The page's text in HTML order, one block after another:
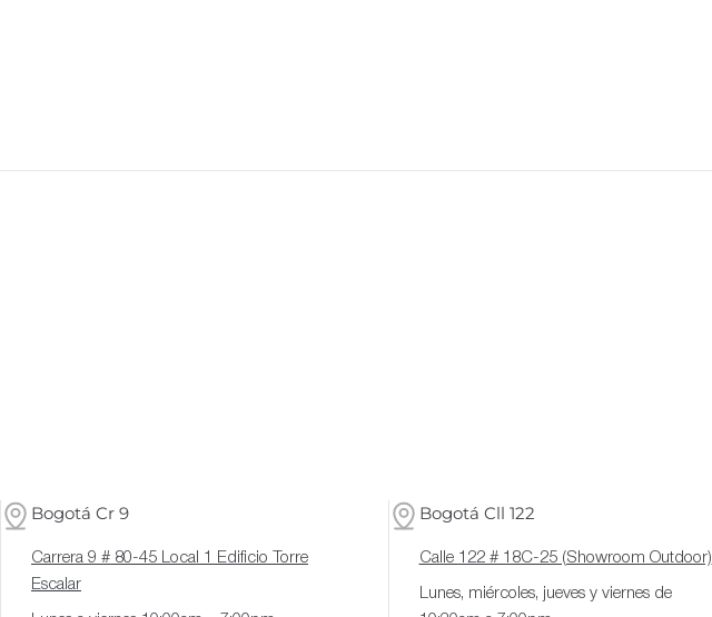
Bogotá Cr 9
Carrera 9 # 80-45 Local 1 Edificio Torre
Escalar
Bogotá Cll 122
Calle 122 # 18C-25 (Showroom Outdoor)
Lunes, miércoles, jueves y viernes de